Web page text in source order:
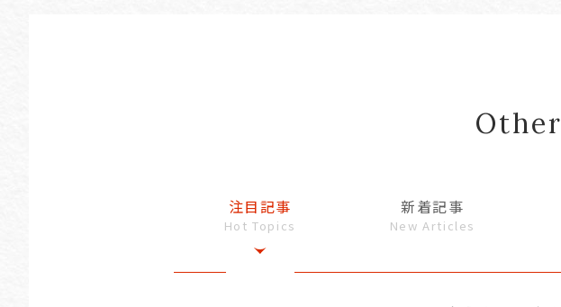
注目記事
Hot Topics
新着記事
New Articles